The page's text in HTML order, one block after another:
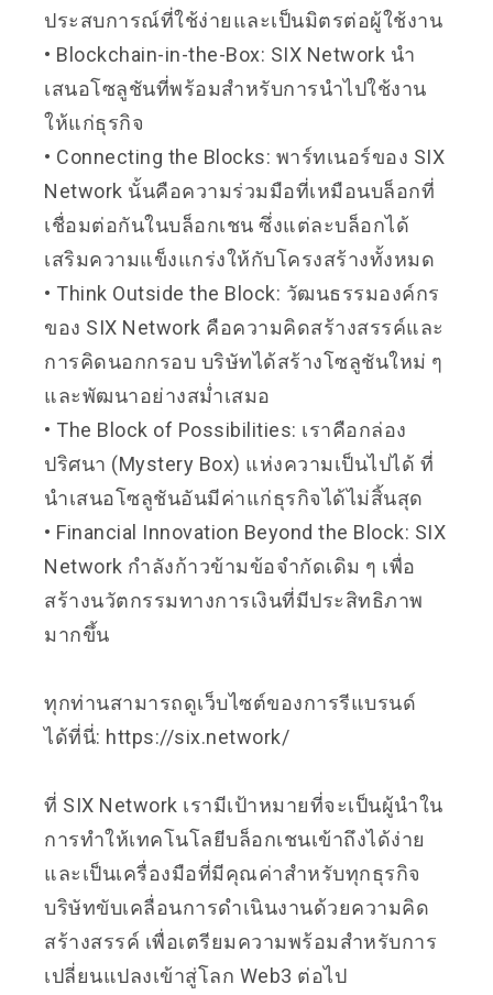
ประสบการณ์ที่ใช้ง่ายและเป็นมิตรต่อผู้ใช้งาน
• Blockchain-in-the-Box: SIX Network นำ
เสนอโซลูชันที่พร้อมสำหรับการนำไปใช้งาน
ให้แก่ธุรกิจ
• Connecting the Blocks: พาร์ทเนอร์ของ SIX
Network นั้นคือความร่วมมือที่เหมือนบล็อกที่
เชื่อมต่อกันในบล็อกเชน ซึ่งแต่ละบล็อกได้
เสริมความแข็งแกร่งให้กับโครงสร้างทั้งหมด
• Think Outside the Block: วัฒนธรรมองค์กร
ของ SIX Network คือความคิดสร้างสรรค์และ
การคิดนอกกรอบ บริษัทได้สร้างโซลูชันใหม่ ๆ
และพัฒนาอย่างสม่ำเสมอ
• The Block of Possibilities: เราคือกล่อง
ปริศนา (Mystery Box) แห่งความเป็นไปได้ ที่
นำเสนอโซลูชันอันมีค่าแก่ธุรกิจได้ไม่สิ้นสุด
• Financial Innovation Beyond the Block: SIX
Network กำลังก้าวข้ามข้อจำกัดเดิม ๆ เพื่อ
สร้างนวัตกรรมทางการเงินที่มีประสิทธิภาพ
มากขึ้น
ทุกท่านสามารถดูเว็บไซต์ของการรีแบรนด์
ได้ที่นี่: https://six.network/
ที่ SIX Network เรามีเป้าหมายที่จะเป็นผู้นำใน
การทำให้เทคโนโลยีบล็อกเชนเข้าถึงได้ง่าย
และเป็นเครื่องมือที่มีคุณค่าสำหรับทุกธุรกิจ
บริษัทขับเคลื่อนการดำเนินงานด้วยความคิด
สร้างสรรค์ เพื่อเตรียมความพร้อมสำหรับการ
เปลี่ยนแปลงเข้าสู่โลก Web3 ต่อไป